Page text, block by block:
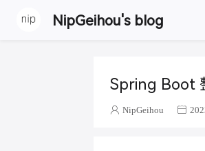
NipGeihou's blog
Spring Boot
NipGeihou